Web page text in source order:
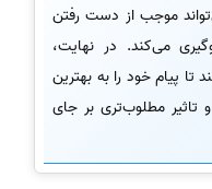
موجب از دست رفتن
می‌کند. در نهایت،
پیام خود را به بهترین
مطلوب‌تری بر جای